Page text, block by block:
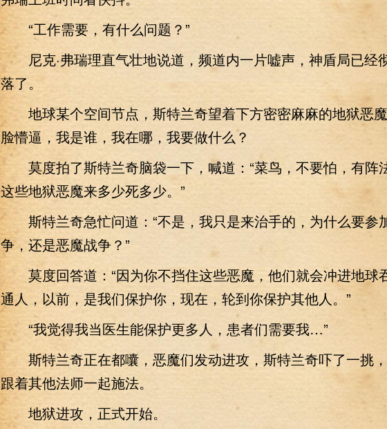
“工作需要，有什么问题？”
尼克·弗瑞理直气壮地说道，频道内一片嘘声，神盾局已经
落了。
地球某个空间节点，斯特兰奇望着下方密密麻麻的地狱恶
脸懵逼，我是谁，我在哪，我要做什么？
莫度拍了斯特兰奇脑袋一下，喊道：“菜鸟，不要怕，有阵
这些地狱恶魔来多少死多少。”
斯特兰奇急忙问道：“不是，我只是来治手的，为什么要参
争，还是恶魔战争？”
莫度回答道：“因为你不挡住这些恶魔，他们就会冲进地球
通人，以前，是我们保护你，现在，轮到你保护其他人。”
“我觉得我当医生能保护更多人，患者们需要我…”
斯特兰奇正在都囔，恶魔们发动进攻，斯特兰奇吓了一挑
跟着其他法师一起施法。
地狱进攻，正式开始。